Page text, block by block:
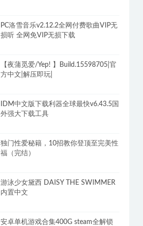
PC洛雪音乐v2.12.2全网付费歌曲VIP无
损听 全网免VIP无损下载
【夜蒲觅爱/Yep! 】Build.15598705|官
方中文|解压即玩|
IDM中文版下载利器全球最快v6.43.5国
外强大下载工具
独门性爱秘籍，10招教你登顶至完美性
福（完结）
游泳少女黛西 DAISY THE SWIMMER
内置中文
安卓单机游戏合集400G steam全解锁